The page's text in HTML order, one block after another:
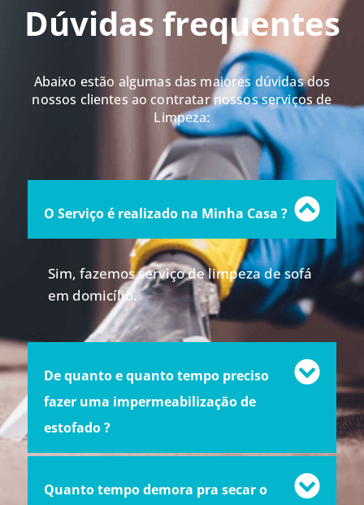
Dúvidas frequentes
Abaixo estão algumas das maiores dúvidas dos
nossos clientes ao contratar nossos serviços de
Limpeza:
O Serviço é realizado na Minha Casa ?
Sim, fazemos serviço de limpeza de sofá
em domicílio.
De quanto e quanto tempo preciso
fazer uma impermeabilização de
estofado ?
Quanto tempo demora pra secar o